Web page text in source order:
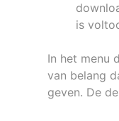
is
In het menu
van belang
geven. De